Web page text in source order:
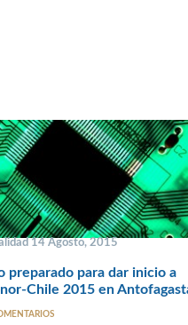
14 Agosto, 2015
preparado para dar inicio a
Chile 2015 en